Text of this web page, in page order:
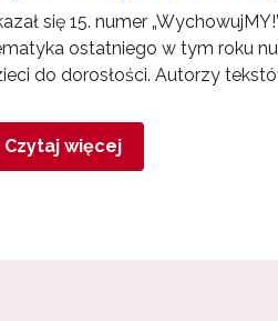
się 15. numer
ostatniego w tym roku
do dorosłości. Autorzy
Czytaj więcej